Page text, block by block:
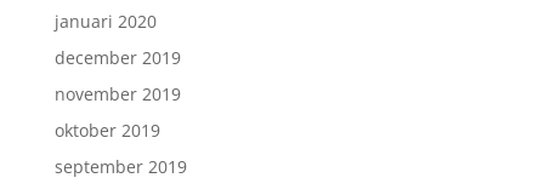
januari 2020
december 2019
november 2019
oktober 2019
september 2019